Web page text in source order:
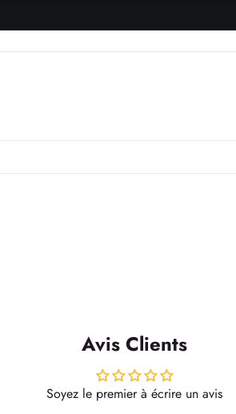
Avis Clients
Soyez le premier à écrire un avis